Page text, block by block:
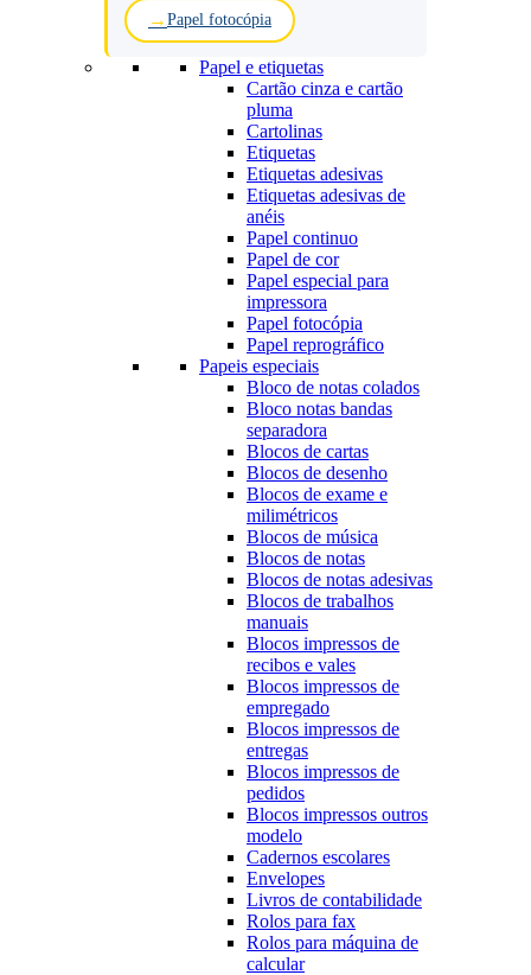
Papel fotocópia
Papel e etiquetas
Cartão cinza e cartão
pluma
Cartolinas
Etiquetas
Etiquetas adesivas
Etiquetas adesivas de
anéis
Papel continuo
Papel de cor
Papel especial para
impressora
Papel fotocópia
Papel reprográfico
Papeis especiais
Bloco de notas colados
Bloco notas bandas
separadora
Blocos de cartas
Blocos de desenho
Blocos de exame e
milimétricos
Blocos de música
Blocos de notas
Blocos de notas adesivas
Blocos de trabalhos
manuais
Blocos impressos de
recibos e vales
Blocos impressos de
empregado
Blocos impressos de
entregas
Blocos impressos de
pedidos
Blocos impressos outros
modelo
Cadernos escolares
Envelopes
Livros de contabilidade
Rolos para fax
Rolos para máquina de
calcular